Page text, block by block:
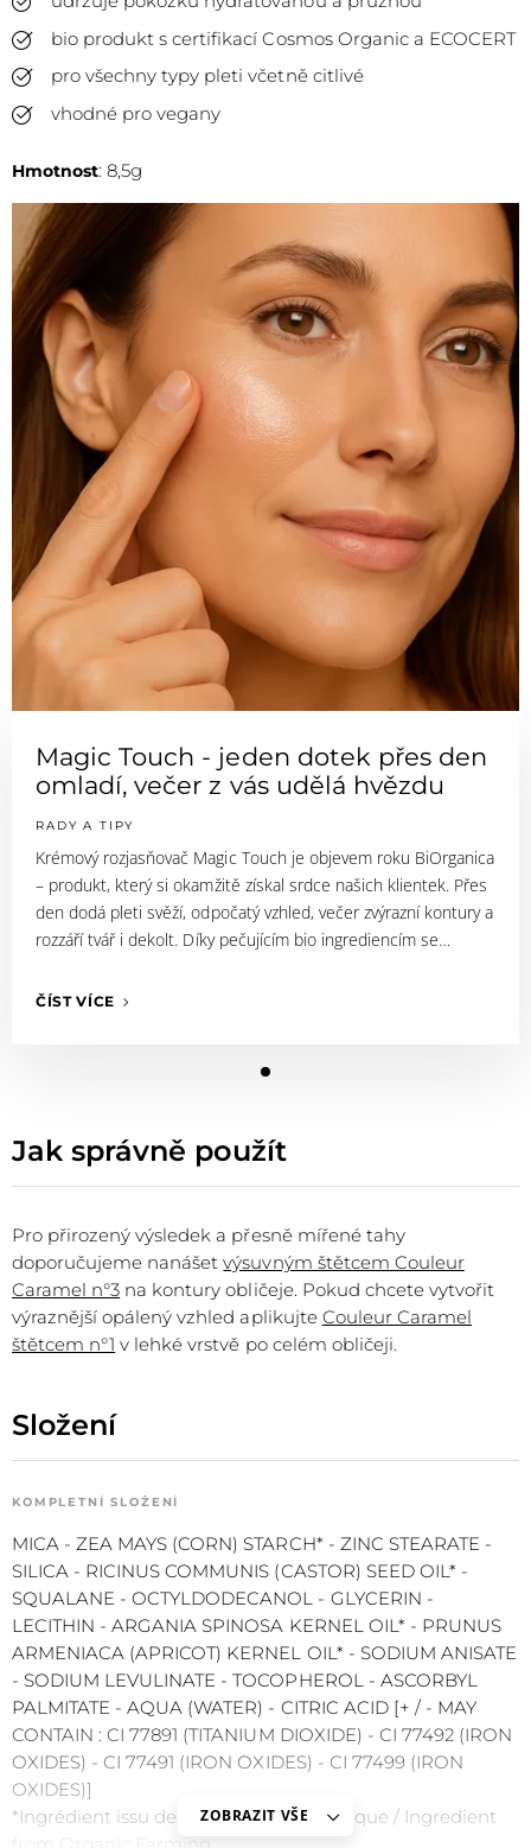
bio produkt s certifikací Cosmos Organic a ECOCERT
pro všechny typy pleti včetně citlivé
vhodné pro vegany
Hmotnost: 8,5g
Magic Touch - jeden dotek přes den
omladí, večer z vás udělá hvězdu
RADY A TIPY
Krémový rozjasňovač Magic Touch je objevem roku BiOrganica
– produkt, který si okamžitě získal srdce našich klientek. Přes
den dodá pleti svěží, odpočatý vzhled, večer zvýrazní kontury a
rozzáří tvář i dekolt. Díky pečujícím bio ingrediencím se…
ČÍST VÍCE
Jak správně použít
Pro přirozený výsledek a přesně mířené tahy
doporučujeme nanášetvýsuvným štětcem Couleur
Caramel n°3 na kontury obličeje. Pokud chcete vytvořit
výraznější opálený vzhled aplikujte Couleur Caramel
štětcem n°1 v lehké vrstvě po celém obličeji.
Složení
KOMPLETNÍ SLOŽENÍ
MICA - ZEA MAYS (CORN) STARCH* - ZINC STEARATE -
SILICA - RICINUS COMMUNIS (CASTOR) SEED OIL* -
SQUALANE - OCTYLDODECANOL - GLYCERIN -
LECITHIN - ARGANIA SPINOSA KERNEL OIL* - PRUNUS
ARMENIACA (APRICOT) KERNEL OIL* - SODIUM ANISATE
- SODIUM LEVULINATE - TOCOPHEROL - ASCORBYL
PALMITATE - AQUA (WATER) - CITRIC ACID [+ / - MAY
CONTAIN : CI 77891 (TITANIUM DIOXIDE) - CI 77492 (IRON
OXIDES) - CI 77491 (IRON OXIDES) - CI 77499 (IRON
OXIDES)]
*Ingrédient issu de l'Agriculture Biologique / Ingredient
from Organic Farming
ZOBRAZIT VŠE